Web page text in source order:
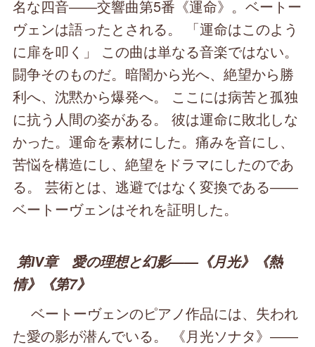
名な四音――交響曲第5番《運命》。ベートー
ヴェンは語ったとされる。 「運命はこのよう
に扉を叩く」 この曲は単なる音楽ではない。
闘争そのものだ。暗闇から光へ、絶望から勝
利へ、沈黙から爆発へ。 ここには病苦と孤独
に抗う人間の姿がある。 彼は運命に敗北しな
かった。運命を素材にした。痛みを音にし、
苦悩を構造にし、絶望をドラマにしたのであ
る。 芸術とは、逃避ではなく変換である――
ベートーヴェンはそれを証明した。
第Ⅳ章 愛の理想と幻影――《月光》《熱
情》《第7》
ベートーヴェンのピアノ作品には、失われ
た愛の影が潜んでいる。 《月光ソナタ》――